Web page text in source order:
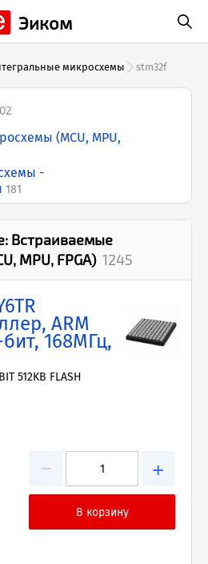
Эиком
микросхемы stm32f
(MCU, MPU,
-
181
Встраиваемые
MPU, FPGA) 1245
ARM
168МГц,
512KB FLASH
− +